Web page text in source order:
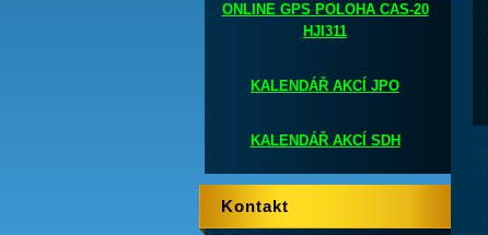
ONLINE GPS POLOHA CAS-20
HJI311
KALENDÁŘ AKCÍ JPO
KALENDÁŘ AKCÍ SDH
Kontakt